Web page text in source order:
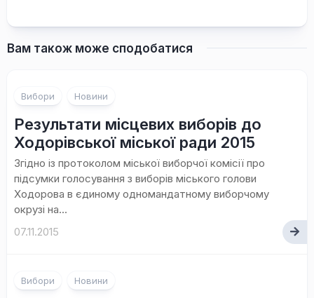
Вам також може сподобатися
Вибори Новини
Результати місцевих виборів до
Ходорівської міської ради 2015
Згідно із протоколом міської виборчої комісії про
підсумки голосування з виборів міського голови
Ходорова в єдиному одномандатному виборчому
окрузі на...
07.11.2015
Вибори Новини